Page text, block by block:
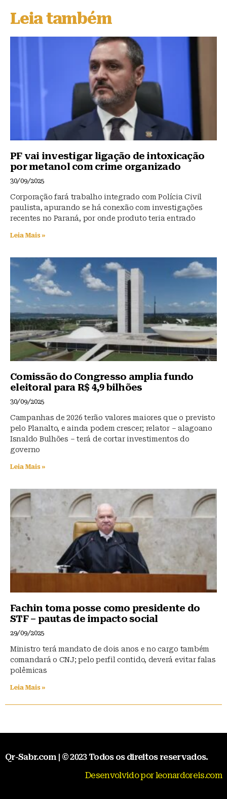
s
k
y
e
b
o
s
A
p
p
Leia também
PF vai investigar ligação de intoxicação
por metanol com crime organizado
30/09/2025
Corporação fará trabalho integrado com Polícia Civil
paulista, apurando se há conexão com investigações
recentes no Paraná, por onde produto teria entrado
Leia Mais »
Comissão do Congresso amplia fundo
eleitoral para R$ 4,9 bilhões
30/09/2025
Campanhas de 2026 terão valores maiores que o previsto
pelo Planalto, e ainda podem crescer; relator – alagoano
Isnaldo Bulhões – terá de cortar investimentos do
governo
Leia Mais »
Fachin toma posse como presidente do
STF – pautas de impacto social
29/09/2025
Ministro terá mandato de dois anos e no cargo também
comandará o CNJ; pelo perfil contido, deverá evitar falas
polêmicas
Leia Mais »
Qr-Sabr.com | © 2023 Todos os direitos reservados.
Desenvolvido por leonardoreis.com